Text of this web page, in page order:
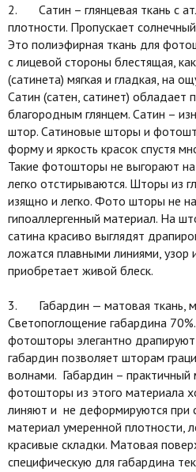
2. Сатин – глянцевая ткань с
плотности. Пропускает
Это полиэфирная ткань для
с лицевой стороны блестящая,
(сатинета) мягкая и гладкая, на
Сатин (сатен, сатинет) обладает
благородным глянцем. Сатин –
штор. Сатиновые шторы и
форму и яркость красок спустя
Такие фотошторы не выгорают на
легко отстирываются. Шторы из
изящно и легко. Фото шторы не
гипоаллергенный материал. На
сатина красиво выглядят
ложатся плавными линиями, узор
приобретает живой блеск.
3. Габардин — матовая ткань,
Светопоглощение габардина
фотошторы элегантно драпируют
габардин позволяет шторам
волнами. Габардин –
фотошторы из этого материала
линяют и не деформируются при
материал умеренной плотности,
красивые складки. Матовая
специфическую для габардина